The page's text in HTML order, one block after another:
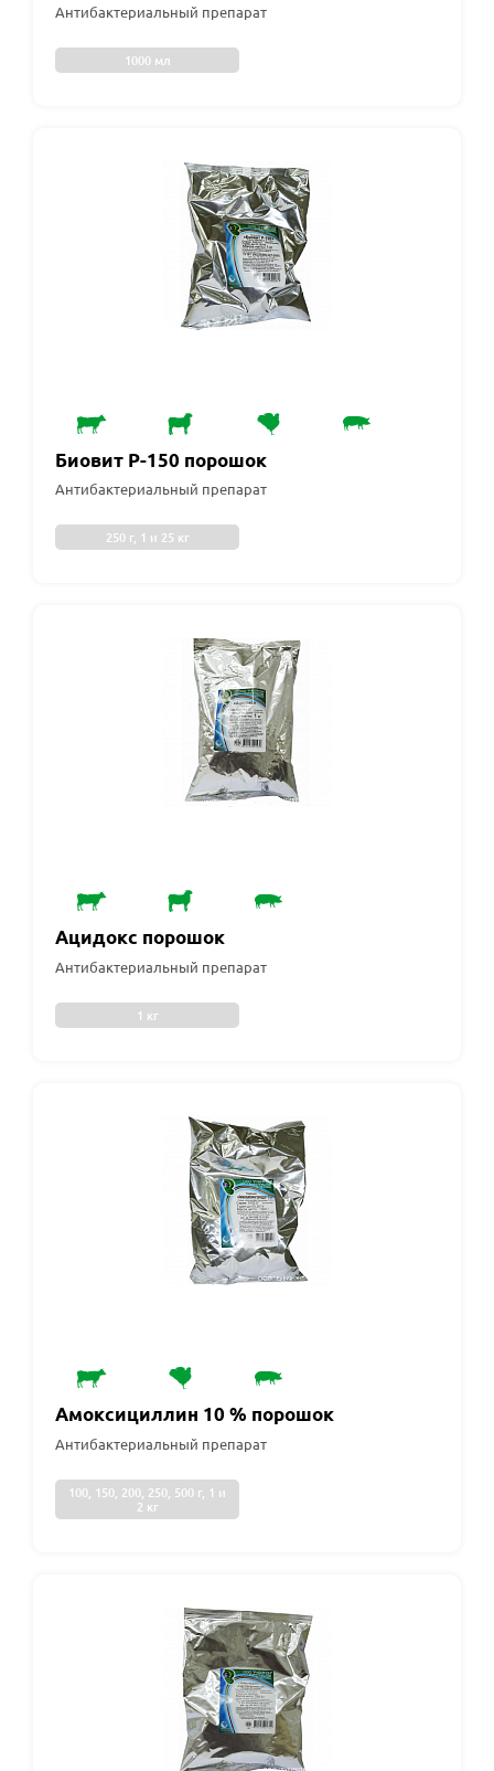
Антибактериальный препарат
1000 мл
Биовит Р-150 порошок
Антибактериальный препарат
250 г, 1 и 25 кг
Ацидокс порошок
Антибактериальный препарат
1 кг
Амоксициллин 10 % порошок
Антибактериальный препарат
100, 150, 200, 250, 500 г, 1 и
2 кг